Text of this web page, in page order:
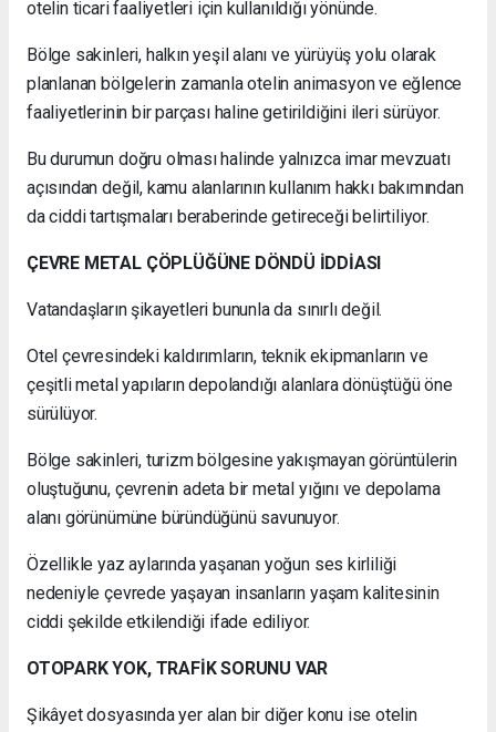
otelin ticari faaliyetleri için kullanıldığı yönünde.
Bölge sakinleri, halkın yeşil alanı ve yürüyüş yolu olarak
planlanan bölgelerin zamanla otelin animasyon ve eğlence
faaliyetlerinin bir parçası haline getirildiğini ileri sürüyor.
Bu durumun doğru olması halinde yalnızca imar mevzuatı
açısından değil, kamu alanlarının kullanım hakkı bakımından
da ciddi tartışmaları beraberinde getireceği belirtiliyor.
ÇEVRE METAL ÇÖPLÜĞÜNE DÖNDÜ İDDİASI
Vatandaşların şikayetleri bununla da sınırlı değil.
Otel çevresindeki kaldırımların, teknik ekipmanların ve
çeşitli metal yapıların depolandığı alanlara dönüştüğü öne
sürülüyor.
Bölge sakinleri, turizm bölgesine yakışmayan görüntülerin
oluştuğunu, çevrenin adeta bir metal yığını ve depolama
alanı görünümüne büründüğünü savunuyor.
Özellikle yaz aylarında yaşanan yoğun ses kirliliği
nedeniyle çevrede yaşayan insanların yaşam kalitesinin
ciddi şekilde etkilendiği ifade ediliyor.
OTOPARK YOK, TRAFİK SORUNU VAR
Şikâyet dosyasında yer alan bir diğer konu ise otelin